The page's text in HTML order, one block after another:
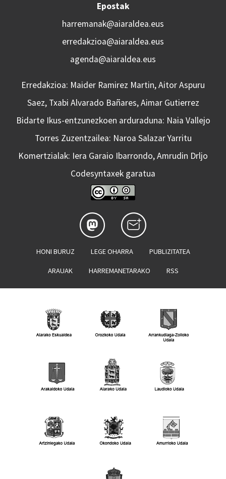
Epostak
harremanak@aiaraldea.eus
erredakzioa@aiaraldea.eus
agenda@aiaraldea.eus
Erredakzioa: Maider Ramirez Martin, Aitor Aspuru
Saez, Txabi Alvarado Bañares, Aimar Gutierrez
Bidarte Ikus-entzunezkoen arduraduna: Naia Vallejo
Torres Zuzentzailea: Naroa Salazar Yarritu
Komertzialak: Iera Garaio Ibarrondo, Amrudin Drljo
Codesyntaxek garatua
HONI BURUZ LEGE OHARRA PUBLIZITATEA
ARAUAK HARREMANETARAKO RSS